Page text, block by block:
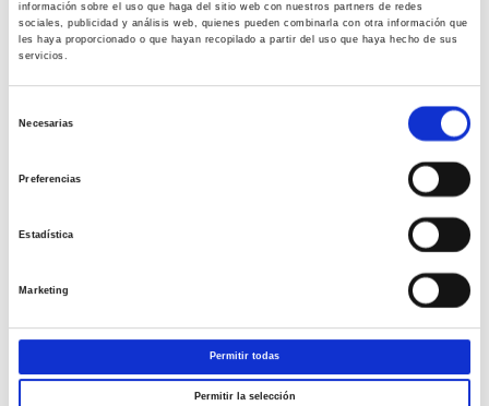
información sobre el uso que haga del sitio web con nuestros partners de redes
sociales, publicidad y análisis web, quienes pueden combinarla con otra información que
les haya proporcionado o que hayan recopilado a partir del uso que haya hecho de sus
servicios.
Necesarias
Preferencias
Estadística
Marketing
Permitir todas
Permitir la selección
__Secure-
ROLLOUT_TO
YouTube
Se usa para rastrear la
interacción del usuario
180 días
__Secure-YEC Sesión
__Secure-YNID 180 días
_ENTRY_KEY
Se usa para rastrear la
interacción del usuario
con el contenido